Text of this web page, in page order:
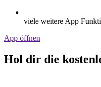
viele weitere App
App öffnen
Hol dir die